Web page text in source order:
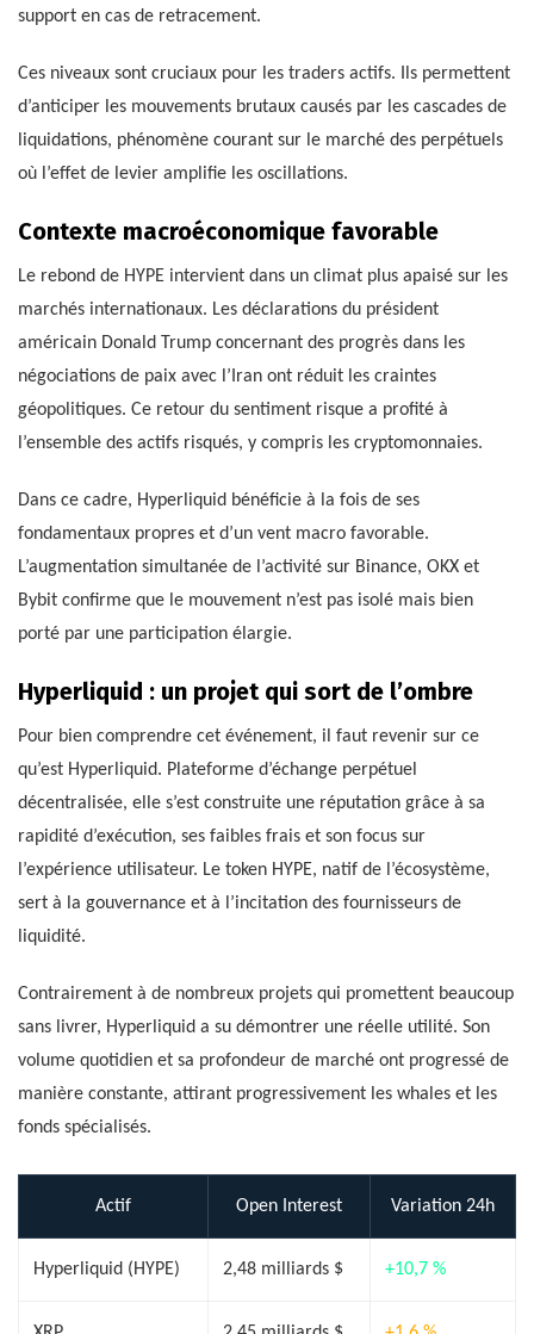
support en cas de retracement.
Ces niveaux sont cruciaux pour les traders actifs. Ils permettent
d’anticiper les mouvements brutaux causés par les cascades de
liquidations, phénomène courant sur le marché des perpétuels
où l’effet de levier amplifie les oscillations.
Contexte macroéconomique favorable
Le rebond de HYPE intervient dans un climat plus apaisé sur les
marchés internationaux. Les déclarations du président
américain Donald Trump concernant des progrès dans les
négociations de paix avec l’Iran ont réduit les craintes
géopolitiques. Ce retour du sentiment risque a profité à
l’ensemble des actifs risqués, y compris les cryptomonnaies.
Dans ce cadre, Hyperliquid bénéficie à la fois de ses
fondamentaux propres et d’un vent macro favorable.
L’augmentation simultanée de l’activité sur Binance, OKX et
Bybit confirme que le mouvement n’est pas isolé mais bien
porté par une participation élargie.
Hyperliquid : un projet qui sort de l’ombre
Pour bien comprendre cet événement, il faut revenir sur ce
qu’est Hyperliquid. Plateforme d’échange perpétuel
décentralisée, elle s’est construite une réputation grâce à sa
rapidité d’exécution, ses faibles frais et son focus sur
l’expérience utilisateur. Le token HYPE, natif de l’écosystème,
sert à la gouvernance et à l’incitation des fournisseurs de
liquidité.
Contrairement à de nombreux projets qui promettent beaucoup
sans livrer, Hyperliquid a su démontrer une réelle utilité. Son
volume quotidien et sa profondeur de marché ont progressé de
manière constante, attirant progressivement les whales et les
fonds spécialisés.
Actif Open Interest Variation 24h
Hyperliquid (HYPE) 2,48 milliards $ +10,7 %